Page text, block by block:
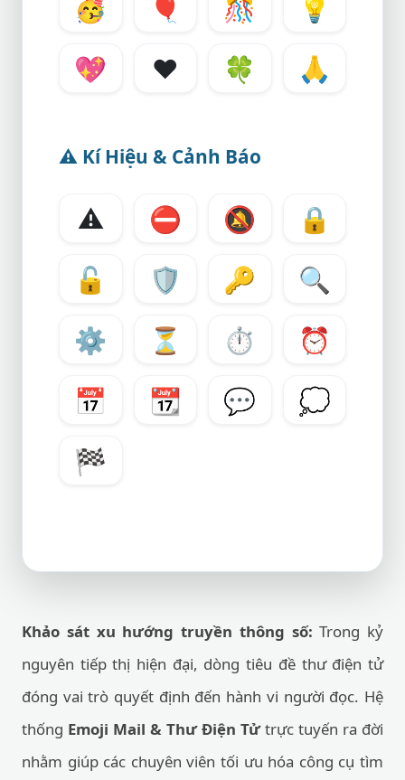
🥳 🎈 🎊
💡
💖
❤️ 🍀 🙏
⚠️ Kí Hiệu & Cảnh Báo
⚠️ ⛔ 🔕
🔒
🔓
🛡️ 🔑
🔍
⚙️
⏳ ⏱️
⏰
📅
📆 💬
💭
🏁
Khảo sát xu hướng truyền thông số: Trong kỷ
nguyên tiếp thị hiện đại, dòng tiêu đề thư điện tử
đóng vai trò quyết định đến hành vi người đọc. Hệ
thống Emoji Mail & Thư Điện Tửtrực tuyến ra đời
nhằm giúp các chuyên viên tối ưu hóa công cụ tìm